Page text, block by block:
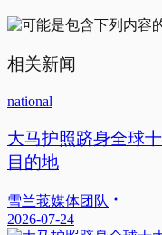
相关新闻
national
大马护照跻身全球
目的地
雪兰莪媒体团队
2026-07-24